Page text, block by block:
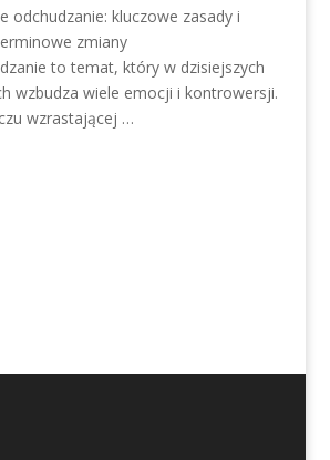
odchudzanie: kluczowe zasady i
zmiany
to temat, który w dzisiejszych
wzbudza wiele emocji i kontrowersji.
wzrastającej …